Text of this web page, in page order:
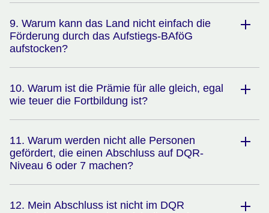
9. Warum kann das Land nicht einfach die
Förderung durch das Aufstiegs-BAföG
aufstocken?
10. Warum ist die Prämie für alle gleich, egal
wie teuer die Fortbildung ist?
11. Warum werden nicht alle Personen
gefördert, die einen Abschluss auf DQR-
Niveau 6 oder 7 machen?
12. Mein Abschluss ist nicht im DQR